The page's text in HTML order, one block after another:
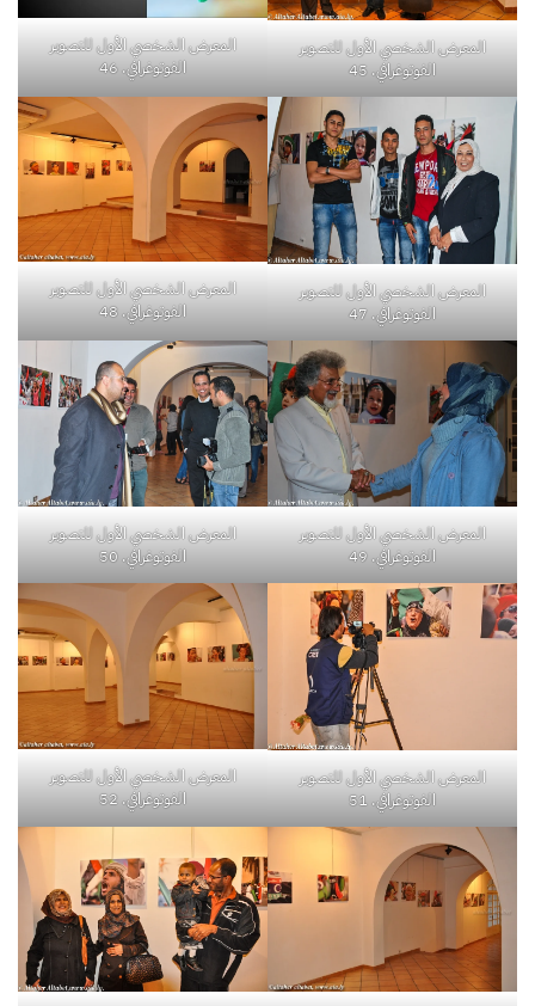
المعرض الشخصي الأول للتصوير
الفوتوغرافي. 45
المعرض الشخصي الأول للتصوير
الفوتوغرافي. 46
المعرض الشخصي الأول للتصوير
الفوتوغرافي. 47
المعرض الشخصي الأول للتصوير
الفوتوغرافي. 48
المعرض الشخصي الأول للتصوير
الفوتوغرافي. 49
المعرض الشخصي الأول للتصوير
الفوتوغرافي. 50
المعرض الشخصي الأول للتصوير
الفوتوغرافي. 51
المعرض الشخصي الأول للتصوير
الفوتوغرافي. 52